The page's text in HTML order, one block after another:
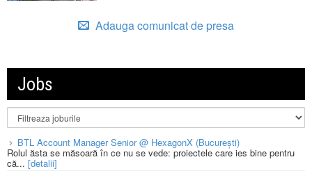
Adauga comunicat de presa
Jobs
BTL Account Manager Senior @ HexagonX (București)
Rolul ăsta se măsoară în ce nu se vede: proiectele care ies bine pentru
că... [detalii]